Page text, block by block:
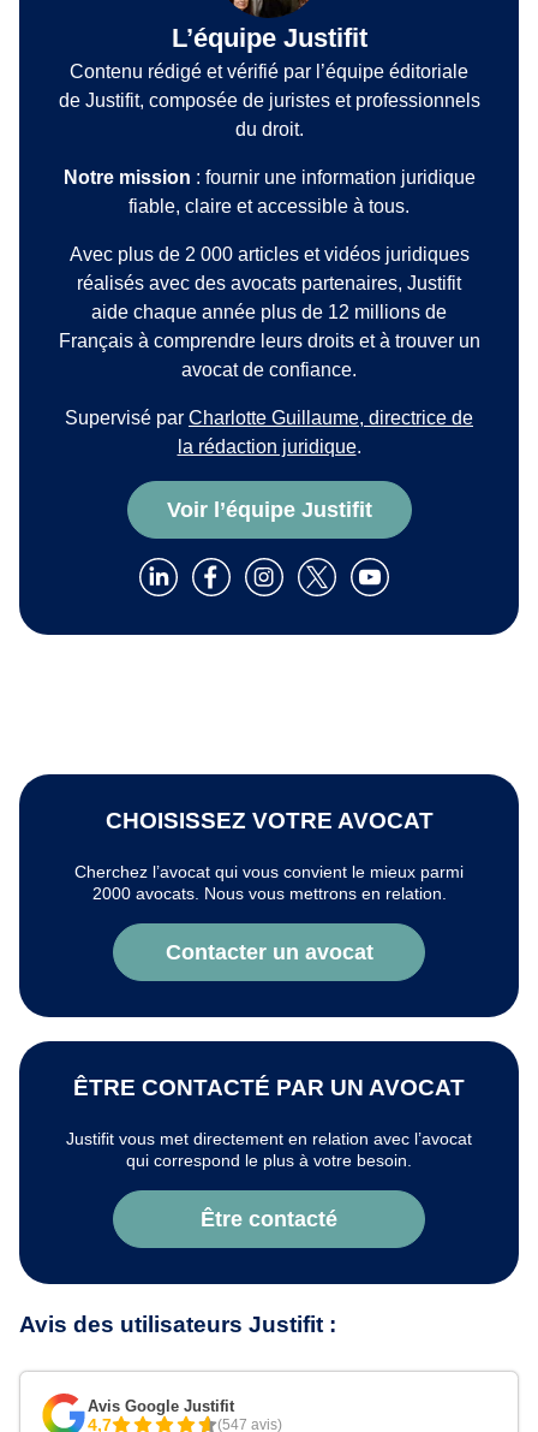
L’équipe Justifit
Contenu rédigé et vérifié par l’équipe éditoriale
de Justifit, composée de juristes et professionnels
du droit.
Notre mission : fournir une information juridique
fiable, claire et accessible à tous.
Avec plus de 2 000 articles et vidéos juridiques
réalisés avec des avocats partenaires, Justifit
aide chaque année plus de 12 millions de
Français à comprendre leurs droits et à trouver un
avocat de confiance.
Supervisé par Charlotte Guillaume, directrice de
la rédaction juridique.
Voir l’équipe Justifit
CHOISISSEZ VOTRE AVOCAT
Cherchez l’avocat qui vous convient le mieux parmi
2000 avocats. Nous vous mettrons en relation.
Contacter un avocat
ÊTRE CONTACTÉ PAR UN AVOCAT
Justifit vous met directement en relation avec l’avocat
qui correspond le plus à votre besoin.
Être contacté
Avis des utilisateurs Justifit :
Avis Google Justifit
4,7 (547 avis)